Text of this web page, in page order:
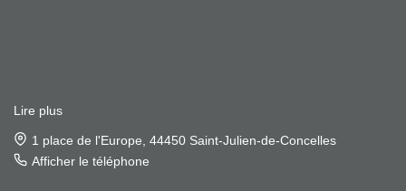
Lire plus
1 place de l'Europe, 44450 Saint-Julien-de-Concelles
Afficher le téléphone